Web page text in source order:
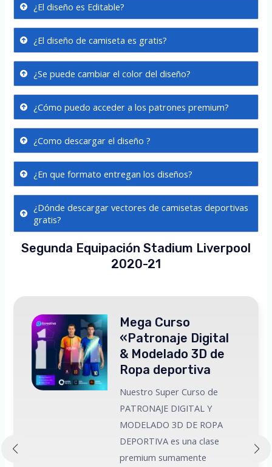
¿El diseño es Editable?
¿El diseño de camiseta es gratis?
¿Se puede cambiar el color del diseño?
¿Cómo puedo acceder a los patrones premium?
¿Como descargar el diseño ?
¿En que formato entregan los diseños?
¿Dónde descargar vectores de camisetas deportivas
gratis?
Segunda Equipación Stadium Liverpool
2020-21
Mega Curso
«Patronaje Digital
& Modelado 3D de
Ropa deportiva
Nuestro Super Curso de
PATRONAJE DIGITAL Y
MODELADO 3D DE ROPA
DEPORTIVA es una clase
premium sumamente